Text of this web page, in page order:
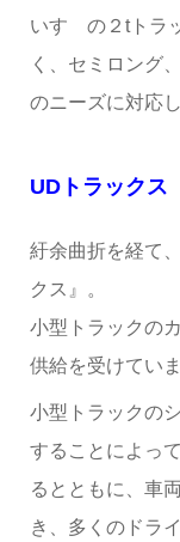
いすゞの２tトラ
く、セミロング
のニーズに対応
UDトラックス
紆余曲折を経て
クス』。
小型トラックの
供給を受けていま
小型トラックの
することによっ
るとともに、車
き、多くのドラ